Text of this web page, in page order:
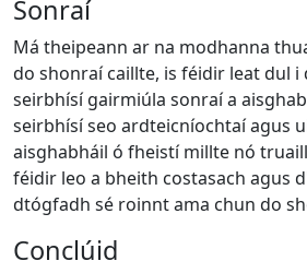
Sonraí
Má theipeann ar na modhanna
do shonraí caillte, is féidir leat dul i
seirbhísí gairmiúla sonraí a
seirbhísí seo ardteicníochtaí agus
aisghabháil ó fheistí millte nó
féidir leo a bheith costasach agus
dtógfadh sé roinnt ama chun do
Conclúid